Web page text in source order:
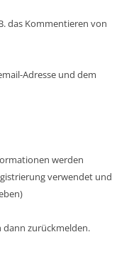
das Kommentieren von
Adresse und dem
werden
verwendet und
dann zurückmelden.